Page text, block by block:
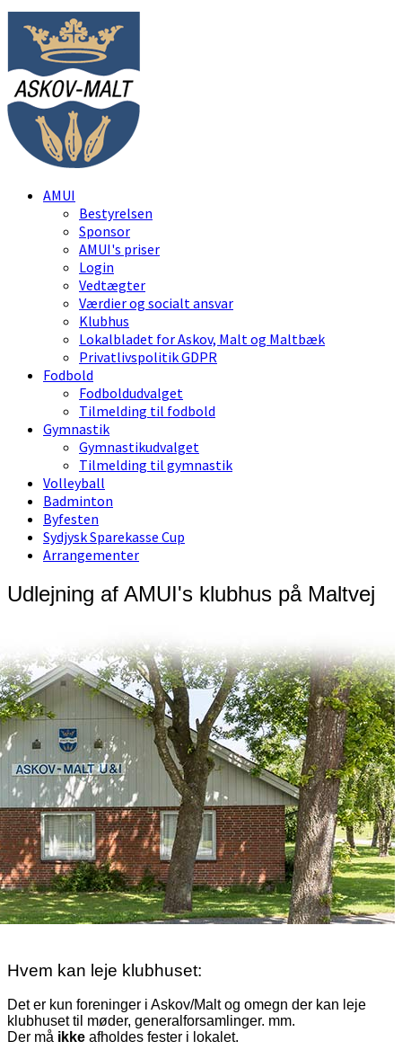
AMUI
Bestyrelsen
Sponsor
AMUI's priser
Login
Vedtægter
Værdier og socialt ansvar
Klubhus
Lokalbladet for Askov, Malt og Maltbæk
Privatlivspolitik GDPR
Fodbold
Fodboldudvalget
Tilmelding til fodbold
Gymnastik
Gymnastikudvalget
Tilmelding til gymnastik
Volleyball
Badminton
Byfesten
Sydjysk Sparekasse Cup
Arrangementer
Udlejning af AMUI's klubhus på Maltvej
Hvem kan leje klubhuset:
Det er kun foreninger i Askov/Malt og omegn der kan leje
klubhuset til møder, generalforsamlinger. mm.
Der må ikke afholdes fester i lokalet.